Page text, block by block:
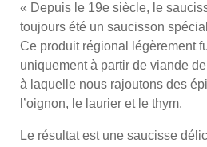
« Depuis le 19e siècle, le
toujours été un saucisson
Ce produit régional légèrement
uniquement à partir de viande
à laquelle nous rajoutons des
l’oignon, le laurier et le thym.
Le résultat est une saucisse